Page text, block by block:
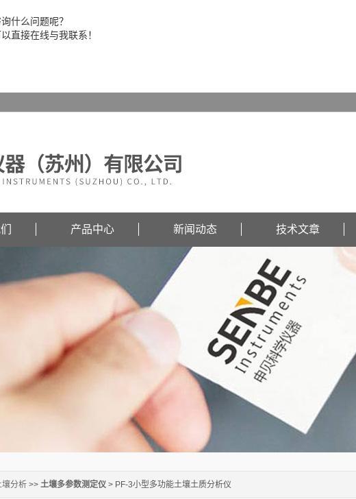
什么问题呢？
直接在线与我联系！
产品中心 新闻动态 技术文章
壤分析 >> 土壤多参数测定仪 > PF-3小型多功能土壤土质分析仪